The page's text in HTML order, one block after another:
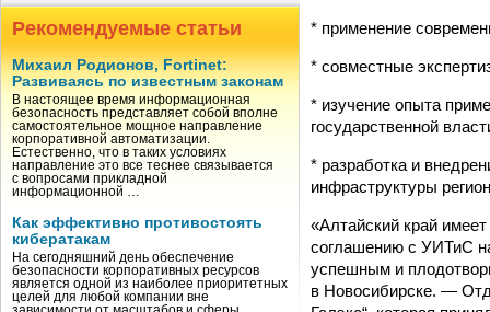
Рекомендуемые статьи
Михаил Родионов, Fortinet:
Развиваясь по известным законам
В настоящее время информационная
безопасность представляет собой вполне
самостоятельное мощное направление
корпоративной автоматизации.
Естественно, что в таких условиях
направление это все теснее связывается
с вопросами прикладной
информационной …
Как эффективно противостоять
кибератакам
На сегодняшний день обеспечение
безопасности корпоративных ресурсов
является одной из наиболее приоритетных
целей для любой компании вне
* применение
* совместные
* изучение опыта
государственной
* разработка и
инфраструктуры
«Алтайский край
соглашению с УИТиС
успешным и
в Новосибирске. —